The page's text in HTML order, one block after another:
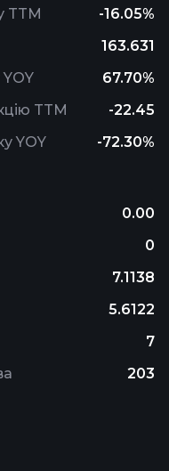
TTM
-16.05%
163.631
67.70%
TTM
-22.45
YOY
-72.30%
0.00
0
7.1138
5.6122
7
203